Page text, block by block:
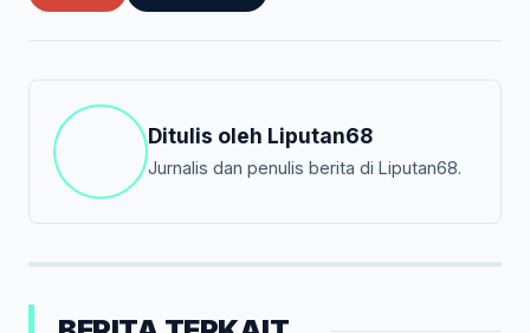
Ditulis oleh Liputan68
Jurnalis dan penulis berita di Liputan68.